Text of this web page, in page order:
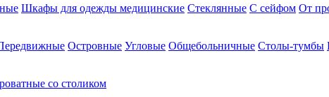
Шкафы для одежды медицинские Стеклянные С сейфом От
Островные Угловые Общебольничные Столы-тумбы
со столиком